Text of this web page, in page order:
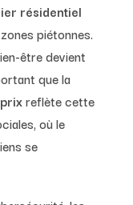
résidentiel
piétonnes.
être devient
que la
reflète cette
où le
se